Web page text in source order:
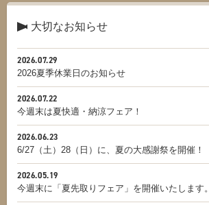
大切なお知らせ
2026.07.29
2026夏季休業日のお知らせ
2026.07.22
今週末は夏快適・納涼フェア！
2026.06.23
6/27（土）28（日）に、夏の大感謝祭を開催！
2026.05.19
今週末に「夏先取りフェア」を開催いたします。